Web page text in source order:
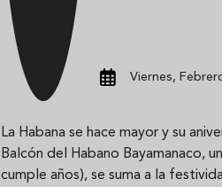
Viernes,
La Habana se hace mayor y su
Balcón del Habano Bayamanaco,
cumple años), se suma a la